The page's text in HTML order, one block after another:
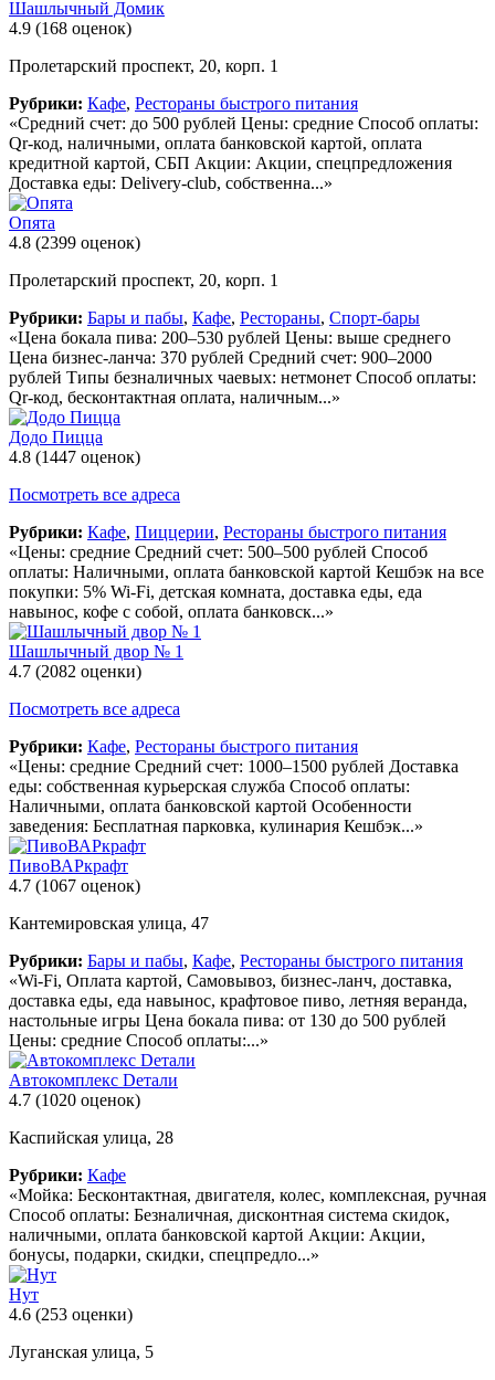
Шашлычный Домик
4.9 (168 оценок)
Пролетарский проспект, 20, корп. 1
Рубрики: Кафе, Рестораны быстрого питания
«Средний счет: до 500 рублей Цены: средние Способ оплаты:
Qr-код, наличными, оплата банковской картой, оплата
кредитной картой, СБП Акции: Акции, спецпредложения
Доставка еды: Delivery-club, собственна...»
Опята
4.8 (2399 оценок)
Пролетарский проспект, 20, корп. 1
Рубрики: Бары и пабы, Кафе, Рестораны, Спорт-бары
«Цена бокала пива: 200–530 рублей Цены: выше среднего
Цена бизнес-ланча: 370 рублей Средний счет: 900–2000
рублей Типы безналичных чаевых: нетмонет Способ оплаты:
Qr-код, бесконтактная оплата, наличным...»
Додо Пицца
4.8 (1447 оценок)
Посмотреть все адреса
Рубрики: Кафе, Пиццерии, Рестораны быстрого питания
«Цены: средние Средний счет: 500–500 рублей Способ
оплаты: Наличными, оплата банковской картой Кешбэк на все
покупки: 5% Wi-Fi, детская комната, доставка еды, еда
навынос, кофе с собой, оплата банковск...»
Шашлычный двор № 1
4.7 (2082 оценки)
Посмотреть все адреса
Рубрики: Кафе, Рестораны быстрого питания
«Цены: средние Средний счет: 1000–1500 рублей Доставка
еды: собственная курьерская служба Способ оплаты:
Наличными, оплата банковской картой Особенности
заведения: Бесплатная парковка, кулинария Кешбэк...»
ПивоВАРкрафт
4.7 (1067 оценок)
Кантемировская улица, 47
Рубрики: Бары и пабы, Кафе, Рестораны быстрого питания
«Wi-Fi, Оплата картой, Самовывоз, бизнес-ланч, доставка,
доставка еды, еда навынос, крафтовое пиво, летняя веранда,
настольные игры Цена бокала пива: от 130 до 500 рублей
Цены: средние Способ оплаты:...»
Автокомплекс Dетали
4.7 (1020 оценок)
Каспийская улица, 28
Рубрики: Кафе
«Мойка: Бесконтактная, двигателя, колес, комплексная, ручная
Способ оплаты: Безналичная, дисконтная система скидок,
наличными, оплата банковской картой Акции: Акции,
бонусы, подарки, скидки, спецпредло...»
Нут
4.6 (253 оценки)
Луганская улица, 5